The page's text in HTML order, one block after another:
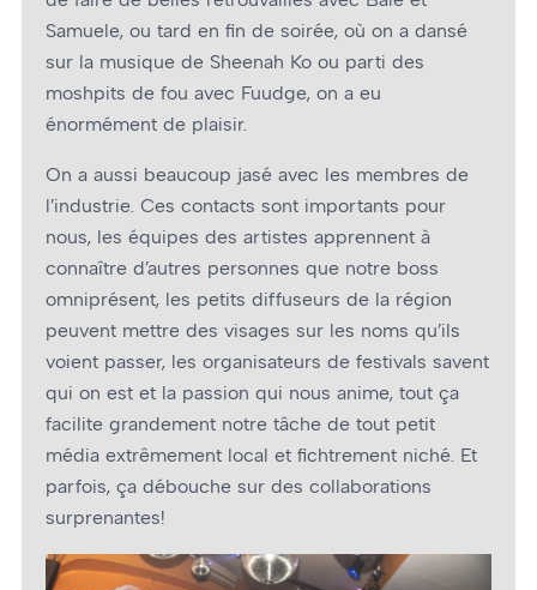
Samuele, ou tard en fin de soirée, où on a dansé
sur la musique de Sheenah Ko ou parti des
moshpits de fou avec Fuudge, on a eu
énormément de plaisir.
On a aussi beaucoup jasé avec les membres de
l’industrie. Ces contacts sont importants pour
nous, les équipes des artistes apprennent à
connaître d’autres personnes que notre boss
omniprésent, les petits diffuseurs de la région
peuvent mettre des visages sur les noms qu’ils
voient passer, les organisateurs de festivals savent
qui on est et la passion qui nous anime, tout ça
facilite grandement notre tâche de tout petit
média extrêmement local et fichtrement niché. Et
parfois, ça débouche sur des collaborations
surprenantes!